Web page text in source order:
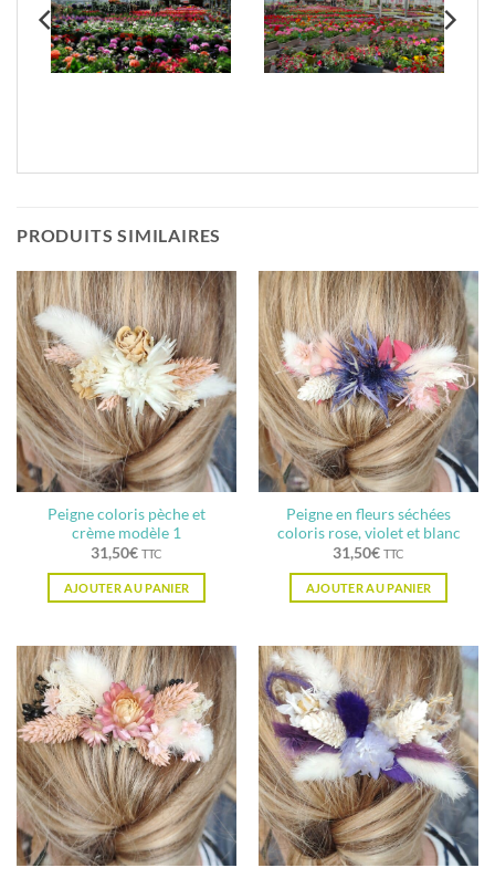
PRODUITS SIMILAIRES
Peigne coloris pèche et
crème modèle 1
31,50€ TTC
AJOUTER AU PANIER
Peigne en fleurs séchées
coloris rose, violet et blanc
31,50€ TTC
AJOUTER AU PANIER